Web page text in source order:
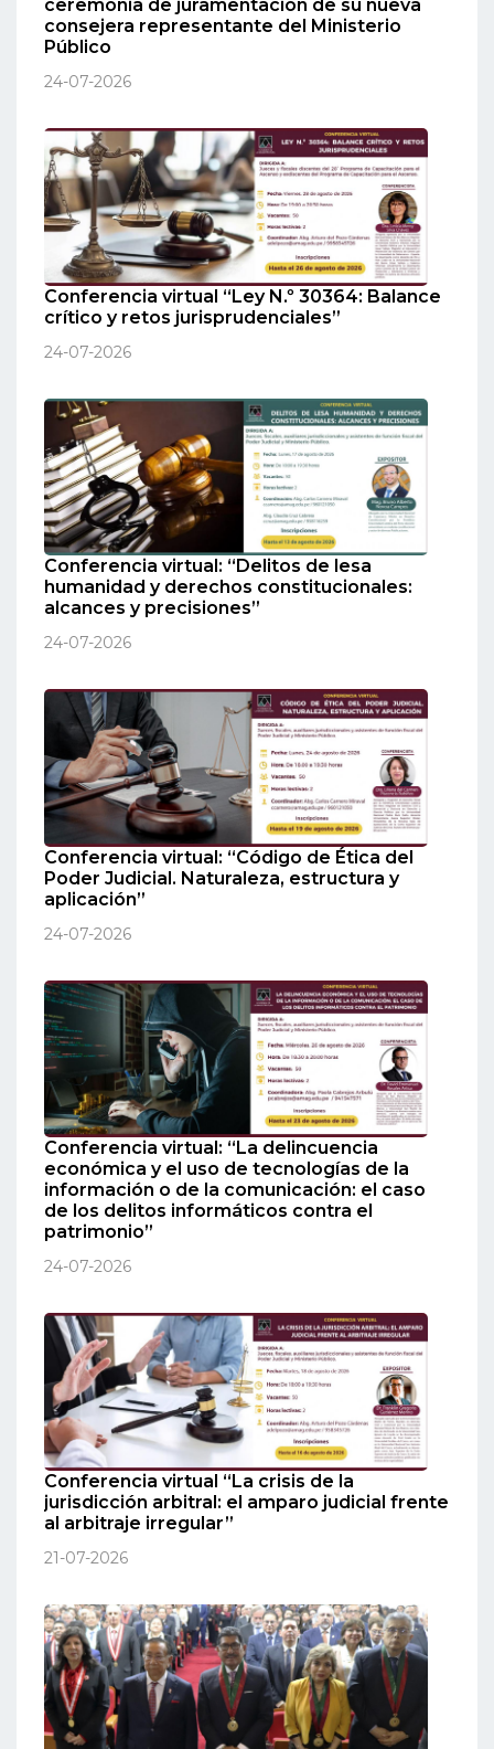
ceremonia de juramentación de su nueva
consejera representante del Ministerio
Público
24-07-2026
Conferencia virtual “Ley N.º 30364: Balance
crítico y retos jurisprudenciales”
24-07-2026
Conferencia virtual: “Delitos de lesa
humanidad y derechos constitucionales:
alcances y precisiones”
24-07-2026
Conferencia virtual: “Código de Ética del
Poder Judicial. Naturaleza, estructura y
aplicación”
24-07-2026
Conferencia virtual: “La delincuencia
económica y el uso de tecnologías de la
información o de la comunicación: el caso
de los delitos informáticos contra el
patrimonio”
24-07-2026
Conferencia virtual “La crisis de la
jurisdicción arbitral: el amparo judicial frente
al arbitraje irregular”
21-07-2026